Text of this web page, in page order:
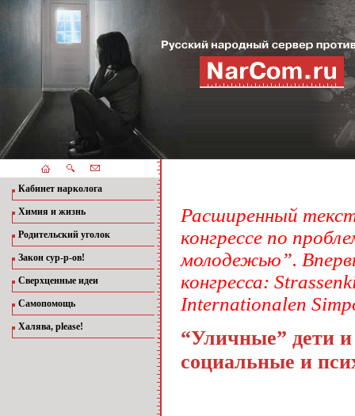
Кабинет нарколога
Химия и жизнь
Родительский уголок
Закон сур-р-ов!
Сверхценные идеи
Самопомощь
Халява, please!
Расширенный
конгрессе по
молодежью”.
конгресса:
Internationalen
“Уличные” дети
социальные и